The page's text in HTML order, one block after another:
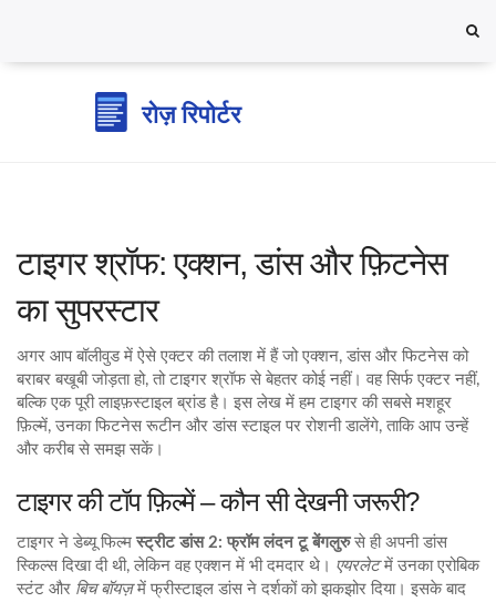
टाइगर श्रॉफ: एक्शन, डांस और फ़िटनेस
का सुपरस्टार
अगर आप बॉलीवुड में ऐसे एक्टर की तलाश में हैं जो एक्शन, डांस और फिटनेस को
बराबर बखूबी जोड़ता हो, तो टाइगर श्रॉफ से बेहतर कोई नहीं। वह सिर्फ एक्टर नहीं,
बल्कि एक पूरी लाइफ़स्टाइल ब्रांड है। इस लेख में हम टाइगर की सबसे मशहूर
फ़िल्में, उनका फिटनेस रूटीन और डांस स्टाइल पर रोशनी डालेंगे, ताकि आप उन्हें
और करीब से समझ सकें।
टाइगर की टॉप फ़िल्में – कौन सी देखनी जरूरी?
टाइगर ने डेब्यू फिल्म स्ट्रीट डांस 2: फ्रॉम लंदन टू बेंगलुरुसे ही अपनी डांस
स्किल्स दिखा दी थी, लेकिन वह एक्शन में भी दमदार थे। एयरलेटमें उनका एरोबिक
स्टंट और बिच बॉयज़में फ्रीस्टाइल डांस ने दर्शकों को झकझोर दिया। इसके बाद